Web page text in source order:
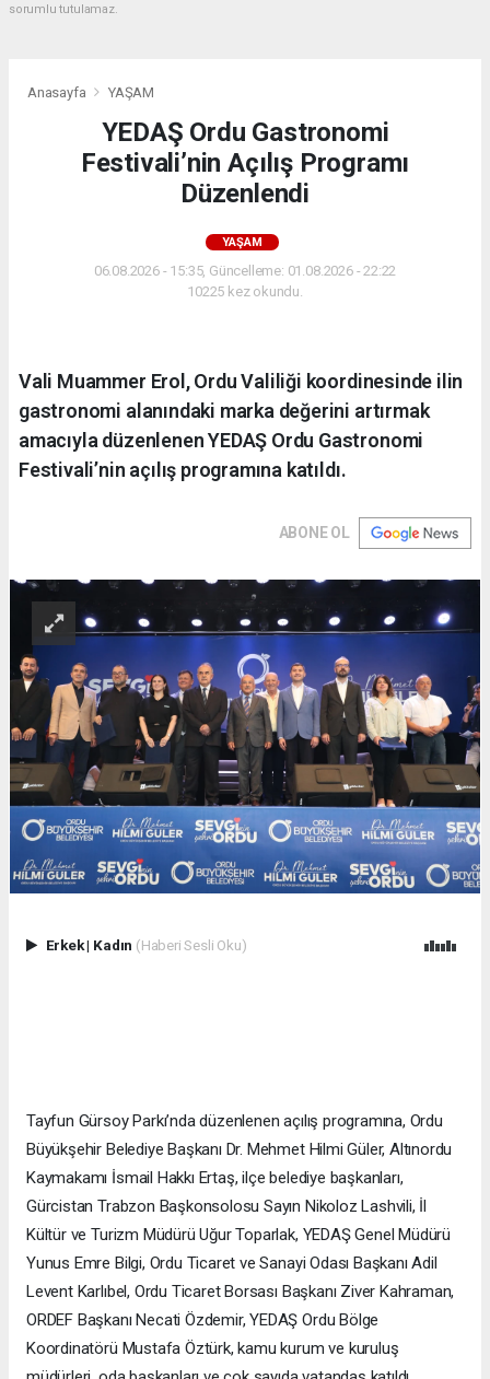
sorumlu tutulamaz.
Anasayfa YAŞAM
YEDAŞ Ordu Gastronomi
Festivali’nin Açılış Programı
Düzenlendi
YAŞAM
06.08.2026 - 15:35, Güncelleme: 01.08.2026 - 22:22
10225 kez okundu.
Vali Muammer Erol, Ordu Valiliği koordinesinde ilin
gastronomi alanındaki marka değerini artırmak
amacıyla düzenlenen YEDAŞ Ordu Gastronomi
Festivali’nin açılış programına katıldı.
ABONE OL
Erkek| Kadın (Haberi Sesli Oku)
Tayfun Gürsoy Parkı’nda düzenlenen açılış programına, Ordu
Büyükşehir Belediye Başkanı Dr. Mehmet Hilmi Güler, Altınordu
Kaymakamı İsmail Hakkı Ertaş, ilçe belediye başkanları,
Gürcistan Trabzon Başkonsolosu Sayın Nikoloz Lashvili, İl
Kültür ve Turizm Müdürü Uğur Toparlak, YEDAŞ Genel Müdürü
Yunus Emre Bilgi, Ordu Ticaret ve Sanayi Odası Başkanı Adil
Levent Karlıbel, Ordu Ticaret Borsası Başkanı Ziver Kahraman,
ORDEF Başkanı Necati Özdemir, YEDAŞ Ordu Bölge
Koordinatörü Mustafa Öztürk, kamu kurum ve kuruluş